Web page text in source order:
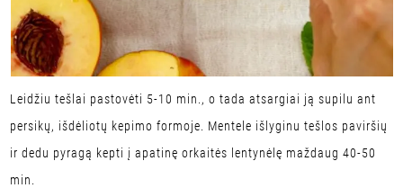
Leidžiu tešlai pastovėti 5-10 min., o tada atsargiai ją supilu ant
persikų, išdėliotų kepimo formoje. Mentele išlyginu tešlos paviršių
ir dedu pyragą kepti į apatinę orkaitės lentynėlę maždaug 40-50
min.